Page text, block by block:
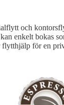
och
enkelt bokas
flytthjälp för en